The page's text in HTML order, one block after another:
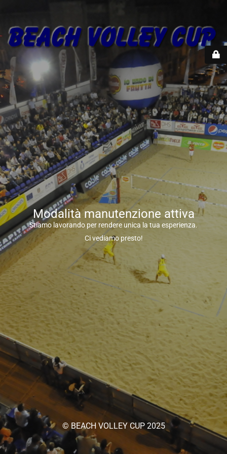
Modalità manutenzione attiva
Stiamo lavorando per rendere unica la tua esperienza.
Ci vediamo presto!
© BEACH VOLLEY CUP 2025